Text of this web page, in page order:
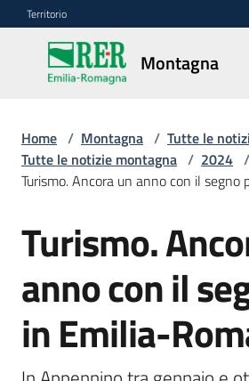
Vai al contenuto
Vai alla navigazione
Vai al footer
Territorio
Montagna
Montagna
Vivere
e
e
sicurezza
del
territorio
Home / Montagna / Tutte le
Tutte le notizie montagna / 2024 /
Turismo. Ancora un anno con il segno
Salta al contenuto
Turismo.
anno con il
in Emilia-